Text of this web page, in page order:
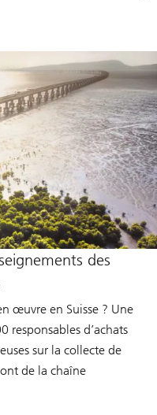
des
œuvre en Suisse ? Une
responsables d’achats
sur la collecte de
de la chaîne